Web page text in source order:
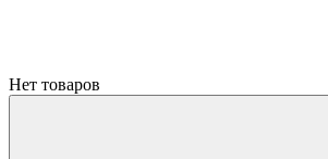
Нет товаров